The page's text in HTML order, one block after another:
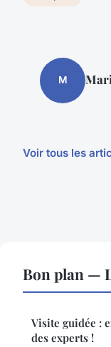
M
Voir tous les
Bon plan —
Visite guidée :
des experts !